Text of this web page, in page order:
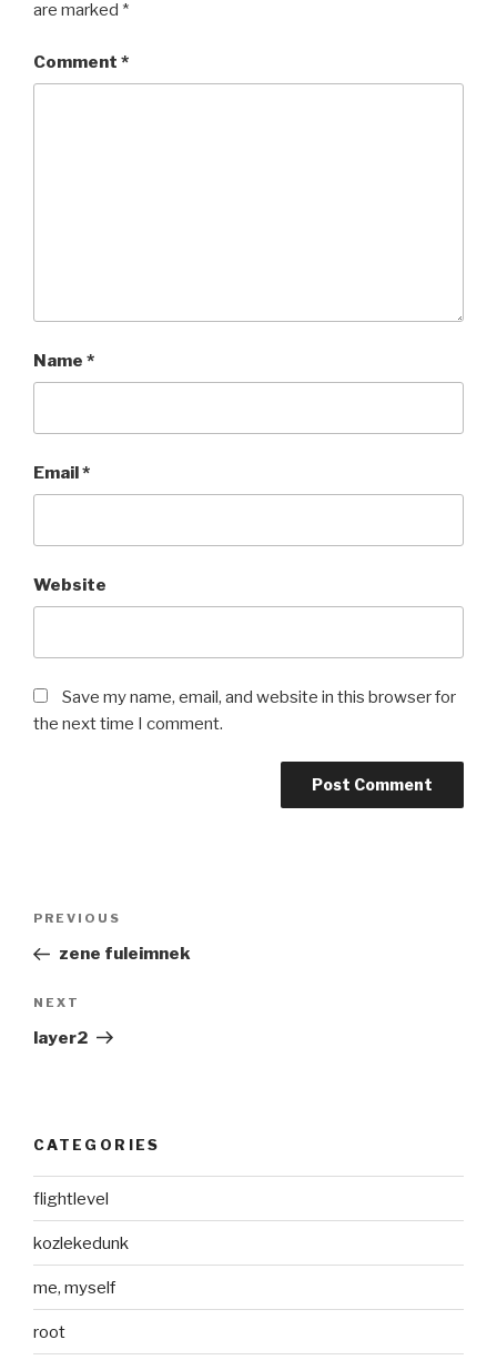
are marked *
Comment *
Name *
Email*
Website
Save my name, email, and website in this browser for
the next time I comment.
Previous
Post
PREVIOUS
zene fuleimnek
Next
Post
NEXT
layer2
CATEGORIES
flightlevel
kozlekedunk
me, myself
root